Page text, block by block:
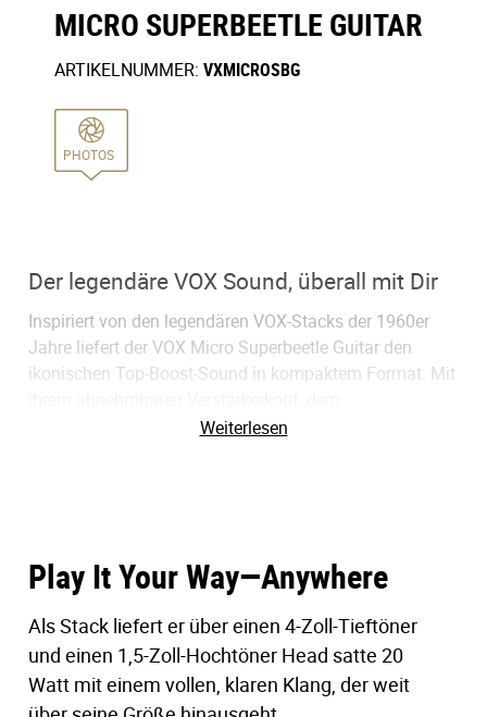
MICRO SUPERBEETLE GUITAR
ARTIKELNUMMER: VXMICROSBG
PHOTOS
Der legendäre VOX Sound, überall mit Dir
Inspiriert von den legendären VOX-Stacks der 1960er
Jahre liefert der VOX Micro Superbeetle Guitar den
ikonischen Top-Boost-Sound in kompaktem Format. Mit
wiederaufladbaren Akku und dem Zwei-Wege-
Hauptmerkmale
Der legendäre VOX-Sound in einem kompakten
Verstärker mit Clean-, Drive- und High-Gain-
Sounds.
Abnehmbares Topteil mit integriertem
Weiterlesen
Play It Your Way—Anywhere
Als Stack liefert er über einen 4-Zoll-Tieftöner
und einen 1,5-Zoll-Hochtöner Head satte 20
Watt mit einem vollen, klaren Klang, der weit